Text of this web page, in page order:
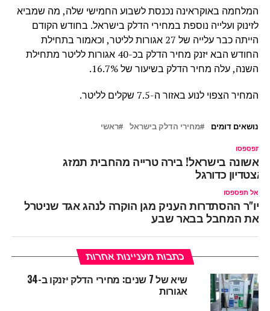
המלחמה באוקראינה נכנסת לשבוע החמישי שלה, מה שמביא
לזינוק ועלייה נוספת במחירי הדלק בישראל. בחודש הקודם
הייתה כבר עלייה של 27 אגורות לליטר, וכאמור בתחילת
החודש הבא יזנק מחיר הדלק בכ-40 אגורות לליטר מתחילת
השנה, עלה מחיר הדלק בשיעור של 16.7%.
המחיר הצפוי לנוע באזור ה-7.5 שקלים לליטר.
נושאים דומים מחירי הדלק בישראל ראשי
תפספסו
בישראל! בירה טרייה מהחבית תמזג
כדורגל
אל תפספסו
יו"ר ההסתדרות העניק מגן הוקרה לנהג אגד שניטרל
את המחבל בבאר שבע
כתבות מעניינות אחרות
שיא של 7 שנים: מחירי הדלק יזנקו ב-34
אגורות